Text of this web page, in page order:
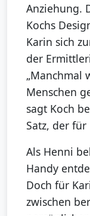
Anziehung.
Kochs
Karin sich
der
„Manchmal
Menschen
sagt Koch
Satz, der
Als Henni
Handy
Doch für
zwischen